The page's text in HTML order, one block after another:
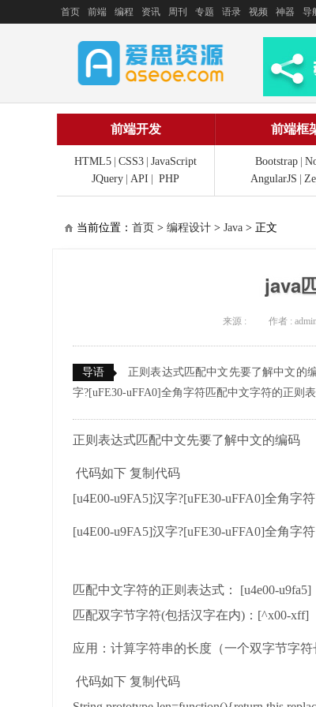
首页 前端 编程 资讯 周刊 专题 语录 视频 神器 导
前端开发
HTML5 CSS3 JavaScript
JQuery API PHP
前端框
Bootstrap
AngularJS
当前位置： 首页 > 编程设计 > Java > 正文
java
来源 : 作者 :
导语
正则表达式匹配中文先要了解中文的
字?[uFE30-uFFA0]全角字符匹配中文字符的正则
正则表达式匹配中文先要了解中文的编码
代码如下 复制代码
[u4E00-u9FA5]汉字?[uFE30-uFFA0]全角字符
[u4E00-u9FA5]汉字?[uFE30-uFFA0]全角字符
匹配中文字符的正则表达式： [u4e00-u9fa5]
匹配双字节字符(包括汉字在内)：[^x00-xff]
应用：计算字符串的长度（一个双字节字符
代码如下 复制代码